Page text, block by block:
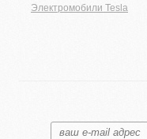
Электромобили Tesla